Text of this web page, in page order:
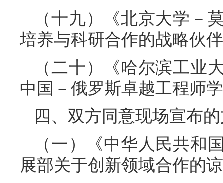
（十九）《北京大学－
培养与科研合作的战略伙
（二十）《哈尔滨工业
中国－俄罗斯卓越工程师
四、双方同意现场宣布
（一）《中华人民共和
展部关于创新领域合作的